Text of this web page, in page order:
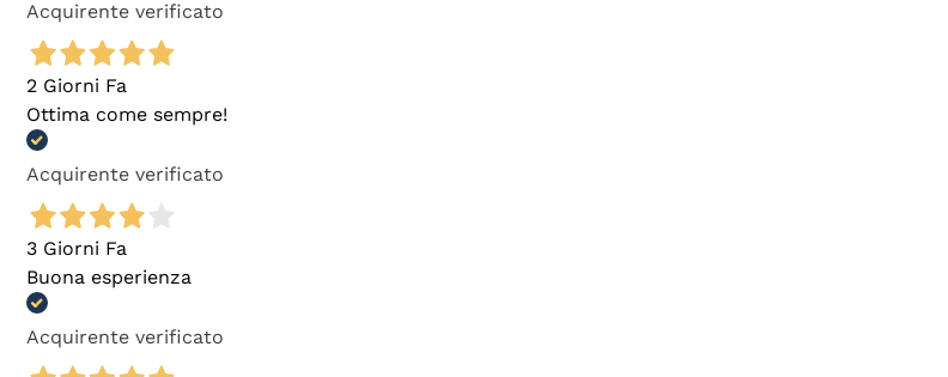
Acquirente verificato
2 Giorni Fa
Ottima come sempre!
Acquirente verificato
3 Giorni Fa
Buona esperienza
Acquirente verificato